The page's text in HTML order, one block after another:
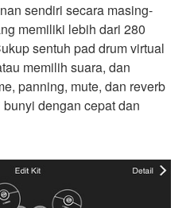
sendiri secara masing-
memiliki lebih dari 280
sentuh pad drum virtual
memilih suara, dan
panning, mute, dan reverb
dengan cepat dan